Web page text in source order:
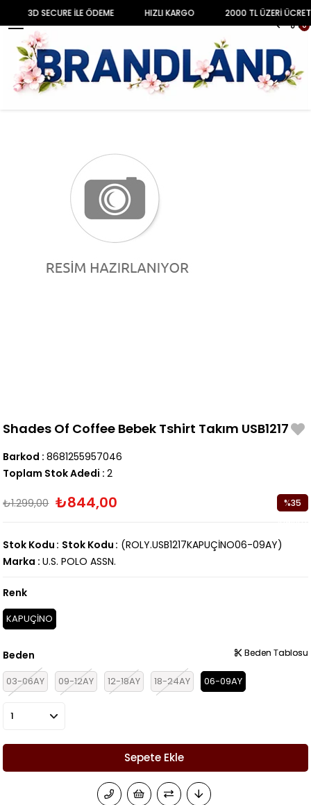
0
Anasayfa BEBEK KIZ BEBEK Takım Set Shades Of Coffee Bebek Tshirt Takım USB1217
Shades Of Coffee Bebek Tshirt Takım USB1217
Barkod : 8681255957046
Toplam Stok Adedi : 2
₺1.299,00 ₺844,00 %35
(ROLY.USB1217KAPUÇİNO06-09AY)
Stok Kodu Stok Kodu
Marka : U.S. POLO ASSN.
Renk
KAPUÇİNO
Beden
03-06AY 09-12AY 12-18AY 18-24AY 06-09AY
Beden Tablosu
Beden Tablosu
3D SECURE İLE ÖDEME HIZLI KARGO 2000 TL ÜZERİ